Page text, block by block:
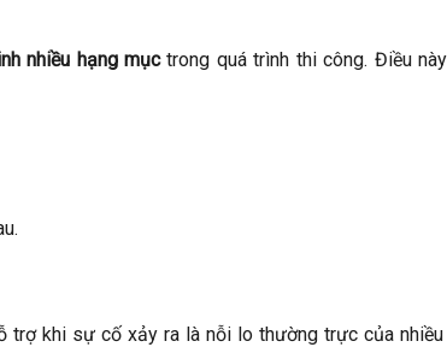
nhiều hạng mụctrong quá trình thi công. Điều
trợ khi sự cố xảy ra là nỗi lo thường trực của nhiều